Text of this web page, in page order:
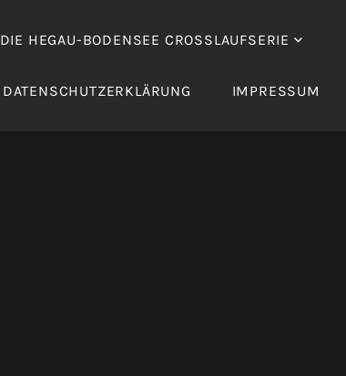
DIE HEGAU-BODENSEE CROSSLAUFSERIE
DATENSCHUTZERKLÄRUNG IMPRESSUM